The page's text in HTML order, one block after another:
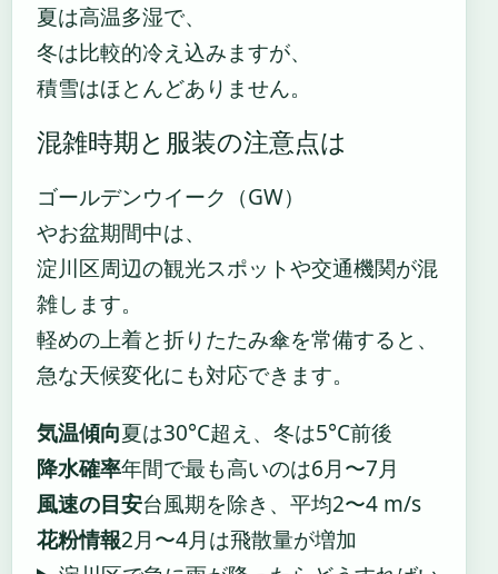
夏は高温多湿で、
冬は比較的冷え込みますが、
積雪はほとんどありません。
混雑時期と服装の注意点は
ゴールデンウイーク（GW）
やお盆期間中は、
淀川区周辺の観光スポットや交通機関が混
雑します。
軽めの上着と折りたたみ傘を常備すると、
急な天候変化にも対応できます。
気温傾向夏は30°C超え、冬は5°C前後
降水確率年間で最も高いのは6月〜7月
風速の目安台風期を除き、平均2〜4 m/s
花粉情報2月〜4月は飛散量が増加